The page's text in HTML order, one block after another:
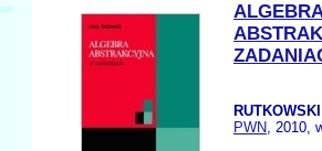
PWN, 2010,